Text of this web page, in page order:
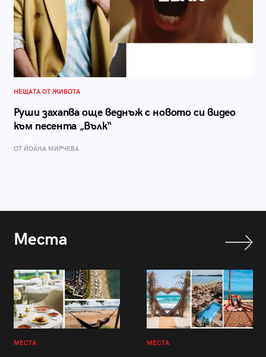
НЕЩАТА ОТ ЖИВОТА
Руши захапва още веднъж с новото си видео
към песента „Вълк“
ОТ ЙОАНА МИРЧЕВА
Места
МЕСТА МЕСТА